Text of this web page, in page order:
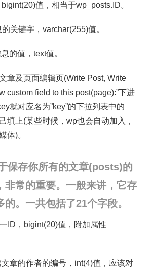
值，相当于wp_posts.ID。
关键字，varchar(255)值。
的值，text值。
章及页面编辑页(Write Post, Write
custom field to this post(page):”下进
就对应名为”key”的下拉列表中的
填上(某些时候，wp也会自动加入，
体)。
保存你所有的文章(posts)的
非常的重要。一般来讲，它存
。一共包括了21个字段。
ID，bigint(20)值，附加属性
章的作者的编号，int(4)值，应该对